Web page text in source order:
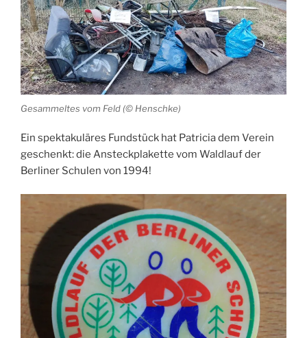
Gesammeltes vom Feld (© Henschke)
Ein spektakuläres Fundstück hat Patricia dem Verein
geschenkt: die Ansteckplakette vom Waldlauf der
Berliner Schulen von 1994!